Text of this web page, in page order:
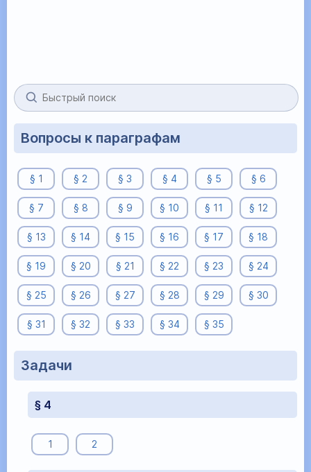
Вопросы к параграфам
§ 1 § 2 § 3 § 4 § 5 § 6
§ 7 § 8 § 9 § 10 § 11 § 12
§ 13 § 14 § 15 § 16 § 17 § 18
§ 19 § 20 § 21 § 22 § 23 § 24
§ 25 § 26 § 27 § 28 § 29 § 30
§ 31 § 32 § 33 § 34 § 35
Задачи
§ 4
1 2